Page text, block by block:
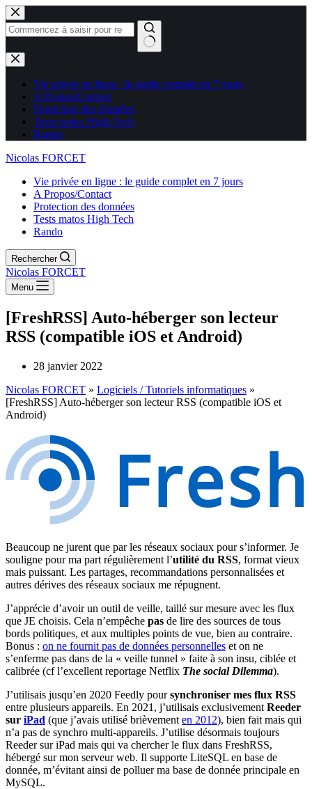
Aucun
résultat
Vie privée en ligne : le guide complet en 7 jours
A Propos/Contact
Protection des données
Tests matos High Tech
Rando
Nicolas FORCET
Vie privée en ligne : le guide complet en 7 jours
A Propos/Contact
Protection des données
Tests matos High Tech
Rando
Rechercher
Nicolas FORCET
Menu
[FreshRSS] Auto-héberger son lecteur
RSS (compatible iOS et Android)
28 janvier 2022
Nicolas FORCET » Logiciels / Tutoriels informatiques »
[FreshRSS] Auto-héberger son lecteur RSS (compatible iOS et
Android)
Beaucoup ne jurent que par les réseaux sociaux pour s’informer. Je
souligne pour ma part régulièrement l’utilité du RSS, format vieux
mais puissant. Les partages, recommandations personnalisées et
autres dérives des réseaux sociaux me répugnent.
J’apprécie d’avoir un outil de veille, taillé sur mesure avec les flux
que JE choisis. Cela n’empêche pas de lire des sources de tous
bords politiques, et aux multiples points de vue, bien au contraire.
Bonus : on ne fournit pas de données personnelles et on ne
s’enferme pas dans de la « veille tunnel » faite à son insu, ciblée et
calibrée (cf l’excellent reportage Netflix The social Dilemma).
J’utilisais jusqu’en 2020 Feedly poursynchroniser mes flux RSS
entre plusieurs appareils. En 2021, j’utilisais exclusivement Reeder
sur iPad (que j’avais utilisé brièvement en 2012), bien fait mais qui
n’a pas de synchro multi-appareils. J’utilise désormais toujours
Reeder sur iPad mais qui va chercher le flux dans FreshRSS,
hébergé sur mon serveur web. Il supporte LiteSQL en base de
donnée, m’évitant ainsi de polluer ma base de donnée principale en
MySQL.